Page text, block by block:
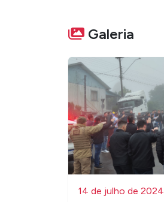
Galeria
14 de julho de 2024